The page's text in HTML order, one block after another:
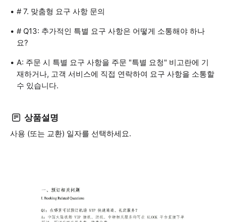
# 7. 맞춤형 요구 사항 문의
# Q13: 추가적인 특별 요구 사항은 어떻게 소통해야 하나
요?
A: 주문 시 특별 요구 사항을 주문 "특별 요청" 비고란에 기
재하거나, 고객 서비스에 직접 연락하여 요구 사항을 소통할
수 있습니다.
상품설명
사용 (또는 교환) 일자를 선택하세요.